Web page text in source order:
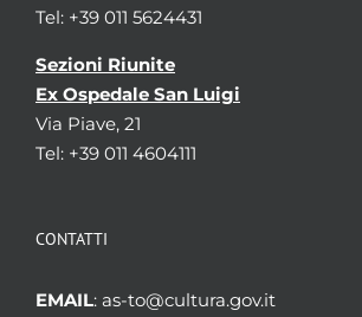
Tel: +39 011 5624431
Sezioni Riunite
Ex Ospedale San Luigi
Via Piave, 21
Tel: +39 011 4604111
CONTATTI
EMAIL: as-to@cultura.gov.it